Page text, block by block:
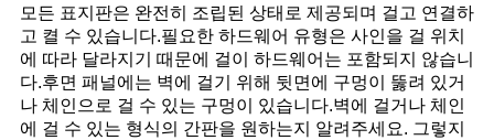
모든 표지판은 완전히 조립된 상태로 제공되며 걸고 연결하
고 켤 수 있습니다.필요한 하드웨어 유형은 사인을 걸 위치
에 따라 달라지기 때문에 걸이 하드웨어는 포함되지 않습니
다.후면 패널에는 벽에 걸기 위해 뒷면에 구멍이 뚫려 있거
나 체인으로 걸 수 있는 구멍이 있습니다.벽에 걸거나 체인
에 걸 수 있는 형식의 간판을 원하는지 알려주세요. 그렇지